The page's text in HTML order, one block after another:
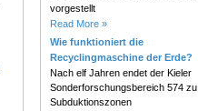
vorgestellt
Read More »
Wie funktioniert die
Recyclingmaschine der Erde?
Nach elf Jahren endet der Kieler
Sonderforschungsbereich 574 zu
Subduktionszonen